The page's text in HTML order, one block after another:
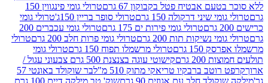
אבטיח פטל בקבוקון 67 גרם
טרולי גומי פינגווין 150
שיני דרקולה 150 גרם
טרולי סופר בריין 150ג'
טרולי גומי
טרולי גומי פירות ים 175 גרם
טרולי גומי עכברים 200
נשיקות תות 200 גרם
טרולי גומי פרות חלב 200 גרם
טרולי
גרם
טרולי מרשמלו תפוח 150 גרם
טרולי גומי
גרם
קישוטי עוגה בצנצנת 500 גרם צבעוני עגול /
ברבקיו טריאקי מתוק 510 מ"ל
בר שוקולד באונטי 57
חלב עם אגוזים 90 גרם
שוק' טב מילקה דיים 100 גרם